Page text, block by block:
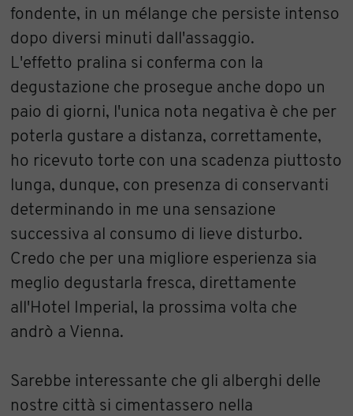
fondente, in un mélange che persiste intenso
dopo diversi minuti dall'assaggio.
L'effetto pralina si conferma con la
degustazione che prosegue anche dopo un
paio di giorni, l'unica nota negativa è che per
poterla gustare a distanza, correttamente,
ho ricevuto torte con una scadenza piuttosto
lunga, dunque, con presenza di conservanti
determinando in me una sensazione
successiva al consumo di lieve disturbo.
Credo che per una migliore esperienza sia
meglio degustarla fresca, direttamente
all'Hotel Imperial, la prossima volta che
andrò a Vienna.
Sarebbe interessante che gli alberghi delle
nostre città si cimentassero nella